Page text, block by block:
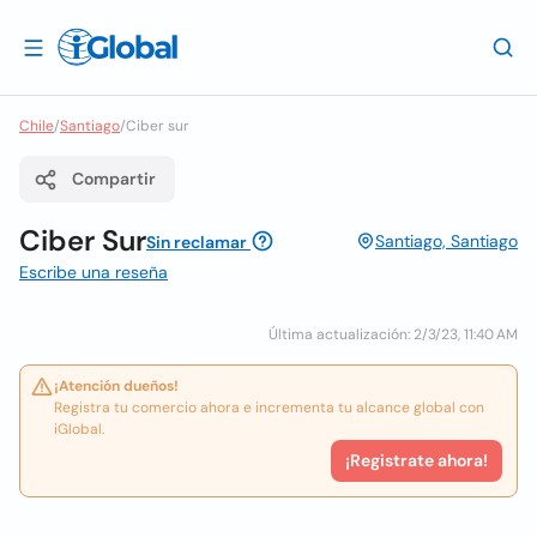
Chile/Santiago/Ciber sur
Compartir
Ciber SurSin reclamar
Santiago, Santiago
Escribe una reseña
Última actualización: 2/3/23, 11:40 AM
¡Atención dueños!
Registra tu comercio ahora e incrementa tu alcance global con
iGlobal.
¡Registrate ahora!